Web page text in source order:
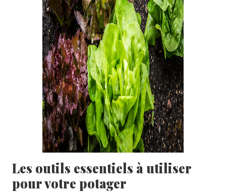
Les outils essentiels à utiliser
pour votre potager